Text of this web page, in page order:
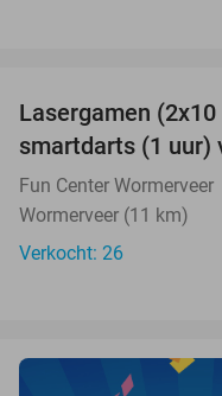
NEW
TODAY
Lasergamen
smartdarts (1 uur)
Fun Center Wormerveer
Wormerveer (11 km)
Verkocht: 26